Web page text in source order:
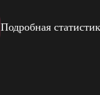
Подробная